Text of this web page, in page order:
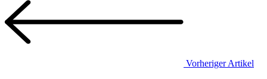
Vorheriger Artikel